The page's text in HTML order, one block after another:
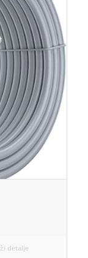
detalje